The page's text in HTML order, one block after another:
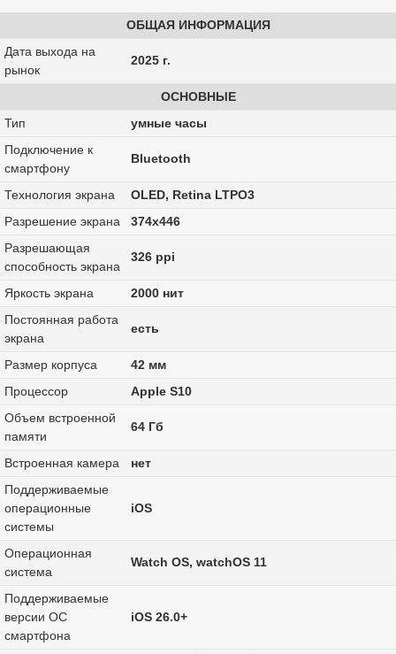
ОБЩАЯ ИНФОРМАЦИЯ
Дата выхода на
рынок
2025 г.
ОСНОВНЫЕ
Тип
умные часы
Подключение к
смартфону
Bluetooth
Технология экрана
OLED, Retina LTPO3
Разрешение экрана
374х446
Разрешающая
способность экрана
326 ppi
Яркость экрана
2000 нит
Постоянная работа
экрана
есть
Размер корпуса
42 мм
Процессор
Apple S10
Объем встроенной
памяти
64 Гб
Встроенная камера
нет
Поддерживаемые
операционные
системы
iOS
Операционная
система
Watch OS, watchOS 11
Поддерживаемые
версии ОС
смартфона
iOS 26.0+